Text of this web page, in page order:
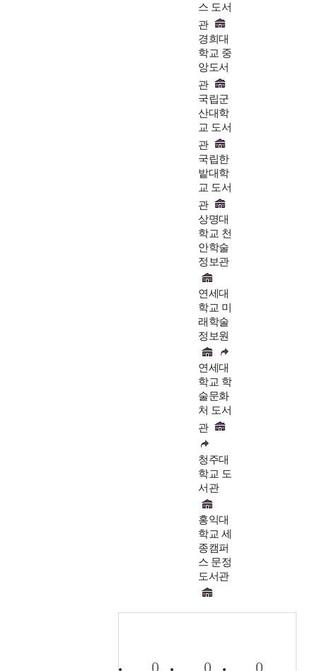
스 도서
관
경희대
학교 중
앙도서
관
국립군
산대학
교 도서
관
국립한
밭대학
교 도서
관
상명대
학교 천
안학술
정보관
연세대
학교 미
래학술
정보원
연세대
학교 학
술문화
처 도서
관
청주대
학교 도
서관
홍익대
학교 세
종캠퍼
스 문정
도서관
0 0 0